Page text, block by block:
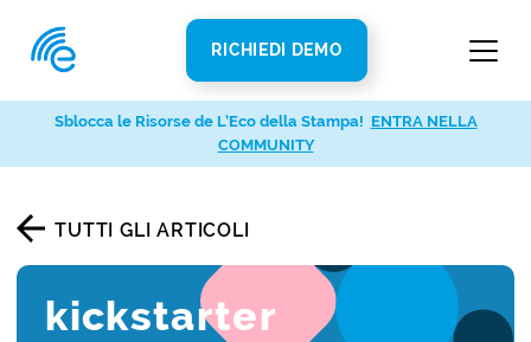
RICHIEDI DEMO
TUTTI GLI ARTICOLI
kickstarter
Sblocca le Risorse de L’Eco della Stampa! ENTRA NELLA
COMMUNITY